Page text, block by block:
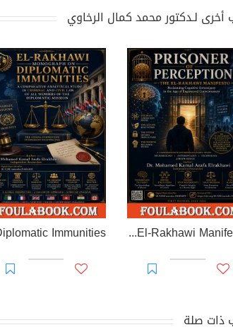
أخرى لـدكتور محمد كمال الرخاوي
Prisoner of Perception: The El-Rakhawi Manifesto
ذات صلة